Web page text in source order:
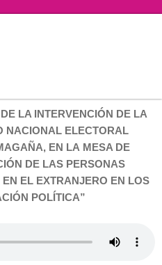
LA INTERVENCIÓN DE LA
NACIONAL ELECTORAL
EN LA MESA DE
DE LAS PERSONAS
EL EXTRANJERO EN LOS
POLÍTICA”